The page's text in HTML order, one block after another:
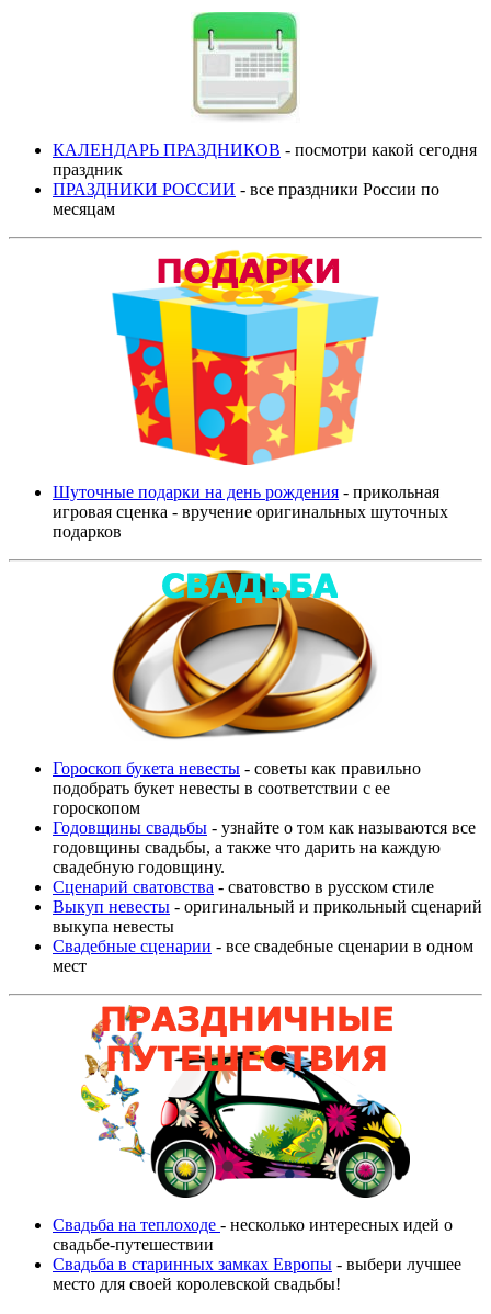
КАЛЕНДАРЬ ПРАЗДНИКОВ - посмотри какой сегодня
праздник
ПРАЗДНИКИ РОССИИ - все праздники России по
месяцам
Шуточные подарки на день рождения - прикольная
игровая сценка - вручение оригинальных шуточных
подарков
Гороскоп букета невесты - советы как правильно
подобрать букет невесты в соответствии с ее
гороскопом
Годовщины свадьбы - узнайте о том как называются все
годовщины свадьбы, а также что дарить на каждую
свадебную годовщину.
Сценарий сватовства - сватовство в русском стиле
Выкуп невесты - оригинальный и прикольный сценарий
выкупа невесты
Свадебные сценарии - все свадебные сценарии в одном
мест
Свадьба на теплоходе - несколько интересных идей о
свадьбе-путешествии
Свадьба в старинных замках Европы - выбери лучшее
место для своей королевской свадьбы!